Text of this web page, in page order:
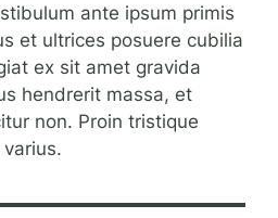
ante ipsum primis
et ultrices posuere cubilia
ex sit amet gravida
hendrerit massa, et
non. Proin tristique